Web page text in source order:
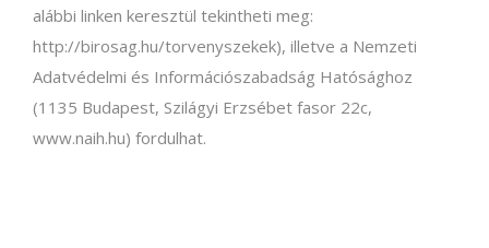
alábbi linken keresztül tekintheti meg:
http://birosag.hu/torvenyszekek), illetve a Nemzeti
Adatvédelmi és Információszabadság Hatósághoz
(1135 Budapest, Szilágyi Erzsébet fasor 22c,
www.naih.hu) fordulhat.